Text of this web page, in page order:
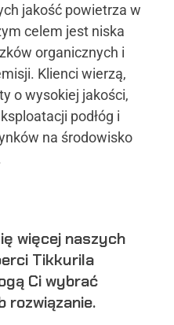
jakość powietrza w
celem jest niska
organicznych i
Klienci wierzą,
o wysokiej jakości,
podłóg i
na środowisko
więcej naszych
Tikkurila
Ci wybrać
rozwiązanie.